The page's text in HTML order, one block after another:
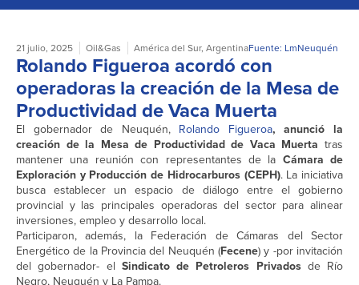
21 julio, 2025 Oil&Gas América del Sur, ArgentinaFuente: LmNeuquén
Rolando Figueroa acordó con
operadoras la creación de la Mesa de
Productividad de Vaca Muerta
El gobernador de Neuquén, Rolando Figueroa, anunció la
creación de la Mesa de Productividad de Vaca Muerta tras
mantener una reunión con representantes de la Cámara de
Exploración y Producción de Hidrocarburos (CEPH). La iniciativa
busca establecer un espacio de diálogo entre el gobierno
provincial y las principales operadoras del sector para alinear
inversiones, empleo y desarrollo local.
Participaron, además, la Federación de Cámaras del Sector
Energético de la Provincia del Neuquén (Fecene) y -por invitación
del gobernador- el Sindicato de Petroleros Privados de Río